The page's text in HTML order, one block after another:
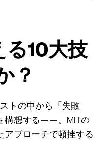
る10大技
？
トの中から「失敗
構想する——。MITの
アプローチで頓挫する